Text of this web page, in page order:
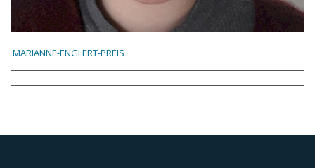
MARIANNE-ENGLERT-PREIS